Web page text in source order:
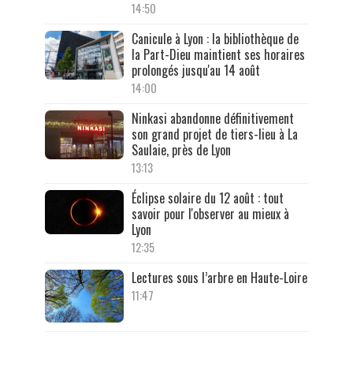
14:50
Canicule à Lyon : la bibliothèque de
la Part-Dieu maintient ses horaires
prolongés jusqu'au 14 août
14:00
Ninkasi abandonne définitivement
son grand projet de tiers-lieu à La
Saulaie, près de Lyon
13:13
Éclipse solaire du 12 août : tout
savoir pour l'observer au mieux à
Lyon
12:35
Lectures sous l’arbre en Haute-Loire
11:47